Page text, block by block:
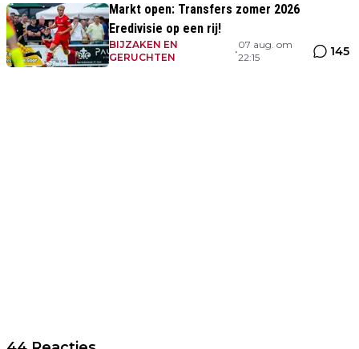
Markt open: Transfers zomer 2026
Eredivisie op een rij!
BIJZAKEN EN
GERUCHTEN
•
07 aug. om
22:15
145